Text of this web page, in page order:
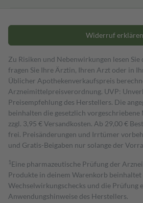
Widerruf erklären
Zu Risiken und Nebenwirkungen lesen Sie
fragen Sie Ihre Ärztin, Ihren Arzt oder in
Üblicher Apothekenverkaufspreis
Arzneimittelpreisverordnung. UVP:
Preisempfehlung des Herstellers. Die
beinhalten die gesetzlich vorgeschriebene
zzgl. 3,95 € Versandkosten. Ab 29,00 €
frei. Preisänderungen und Irrtümer
und Gratis-Beigaben nur solange der
1 Eine pharmazeutische Prüfung der
Produkte in deinem Warenkorb
Wechselwirkungschecks und die Prüfung
Anwendungshinweise des Herstellers.